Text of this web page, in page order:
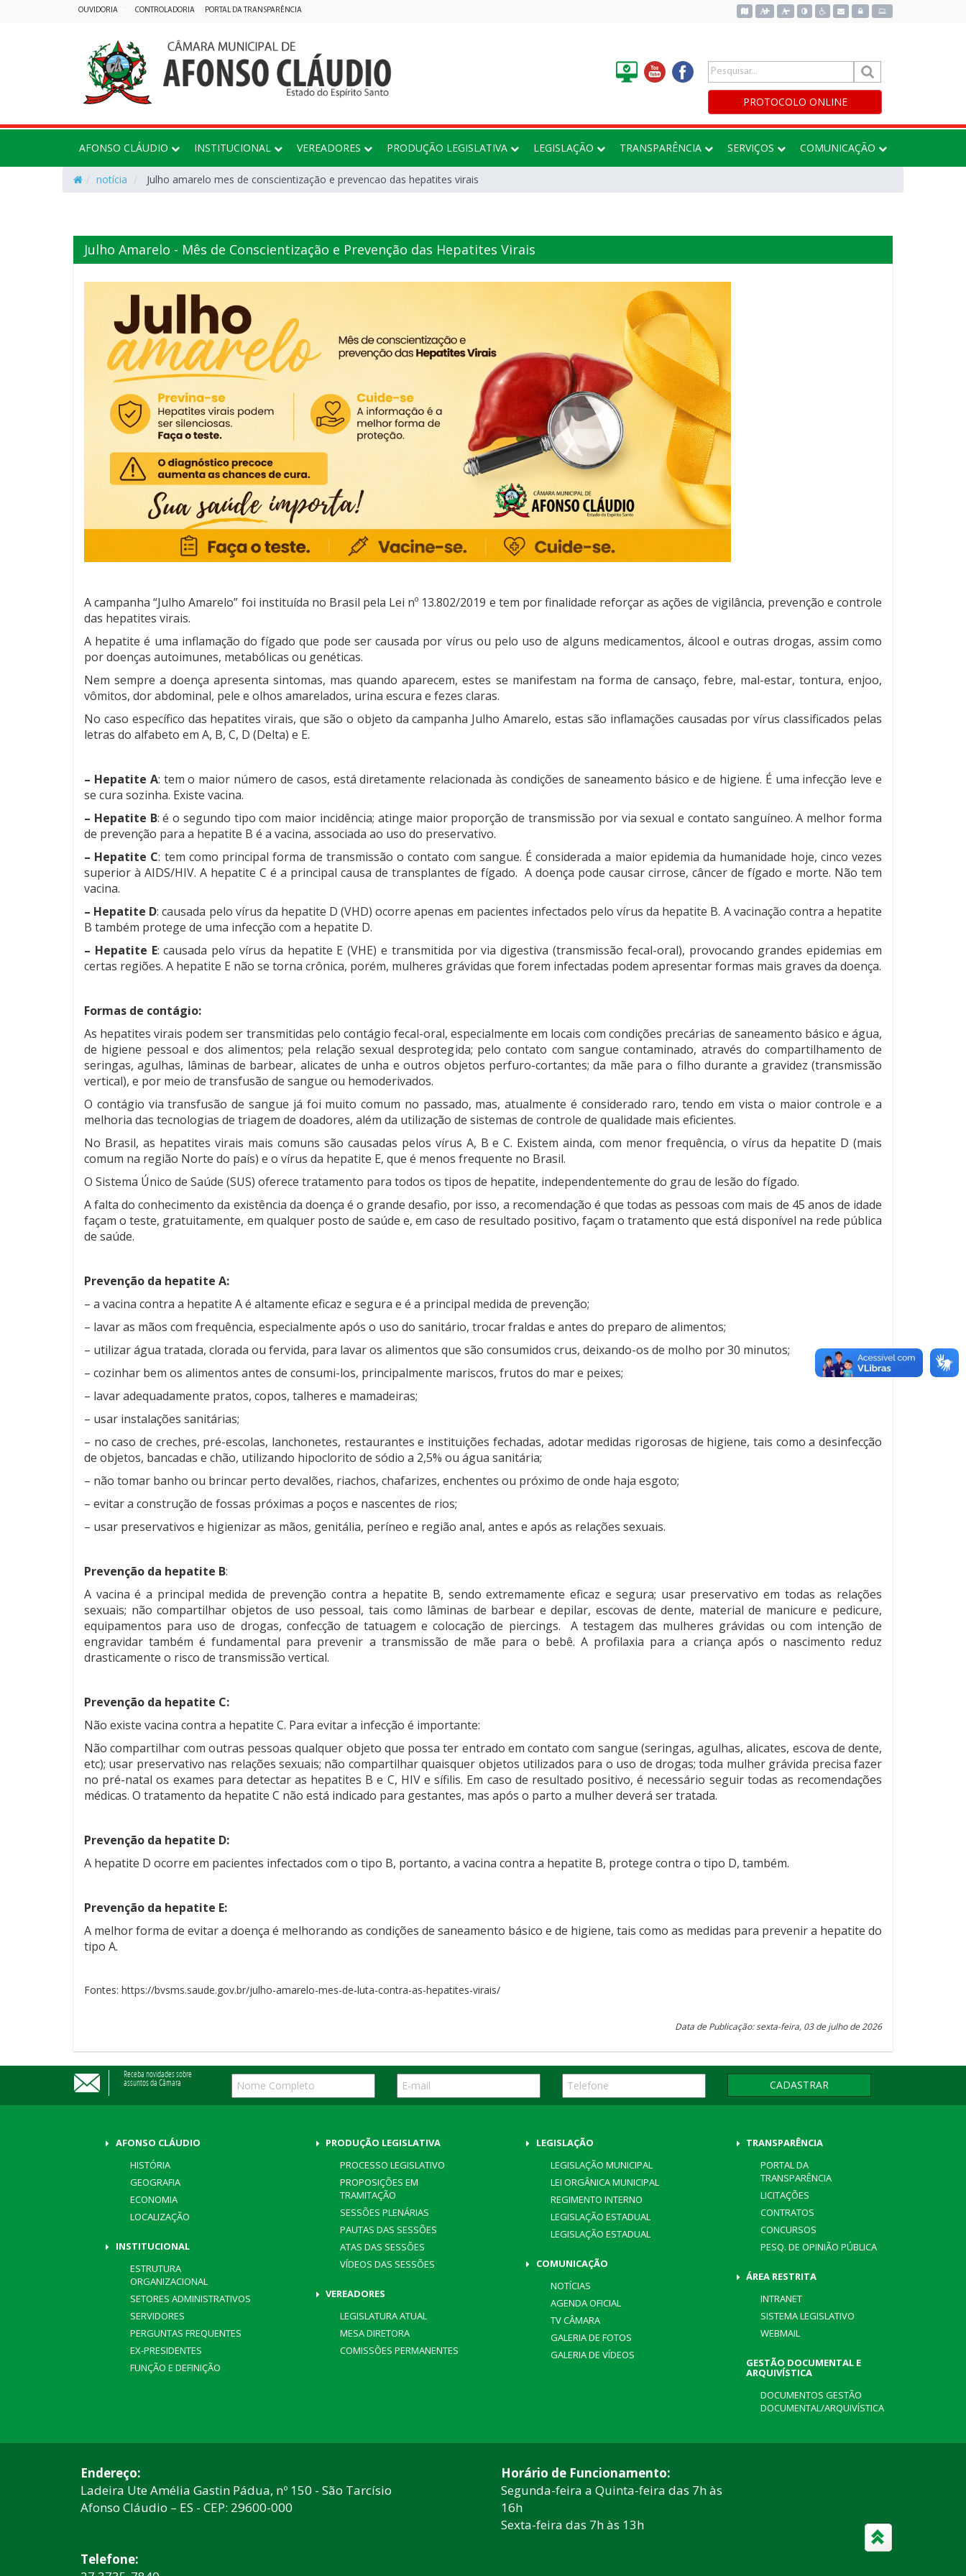
OUVIDORIA CONTROLADORIA PORTAL DA TRANSPARÊNCIA Acessar o mapa do site
PROTOCOLO ONLINE
AFONSO CLÁUDIO INSTITUCIONAL VEREADORES PRODUÇÃO LEGISLATIVA LEGISLAÇÃO TRANSPARÊNCIA SERVIÇOS COMUNICAÇÃO
notícia Julho amarelo mes de conscientização e prevencao das hepatites virais
Julho Amarelo - Mês de Conscientização e Prevenção das Hepatites Virais
A campanha “Julho Amarelo” foi instituída no Brasil pela Lei nº 13.802/2019 e tem por finalidade reforçar as ações de vigilância, prevenção e controle
das hepatites virais.
A hepatite é uma inflamação do fígado que pode ser causada por vírus ou pelo uso de alguns medicamentos, álcool e outras drogas, assim como
por doenças autoimunes, metabólicas ou genéticas.
Nem sempre a doença apresenta sintomas, mas quando aparecem, estes se manifestam na forma de cansaço, febre, mal-estar, tontura, enjoo,
vômitos, dor abdominal, pele e olhos amarelados, urina escura e fezes claras.
No caso específico das hepatites virais, que são o objeto da campanha Julho Amarelo, estas são inflamações causadas por vírus classificados pelas
letras do alfabeto em A, B, C, D (Delta) e E.
– Hepatite A: tem o maior número de casos, está diretamente relacionada às condições de saneamento básico e de higiene. É uma infecção leve e
se cura sozinha. Existe vacina.
– Hepatite B: é o segundo tipo com maior incidência; atinge maior proporção de transmissão por via sexual e contato sanguíneo. A melhor forma
de prevenção para a hepatite B é a vacina, associada ao uso do preservativo.
– Hepatite C: tem como principal forma de transmissão o contato com sangue. É considerada a maior epidemia da humanidade hoje, cinco vezes
superior à AIDS/HIV. A hepatite C é a principal causa de transplantes de fígado. A doença pode causar cirrose, câncer de fígado e morte. Não tem
vacina.
– Hepatite D: causada pelo vírus da hepatite D (VHD) ocorre apenas em pacientes infectados pelo vírus da hepatite B. A vacinação contra a hepatite
B também protege de uma infecção com a hepatite D.
– Hepatite E: causada pelo vírus da hepatite E (VHE) e transmitida por via digestiva (transmissão fecal-oral), provocando grandes epidemias em
certas regiões. A hepatite E não se torna crônica, porém, mulheres grávidas que forem infectadas podem apresentar formas mais graves da doença.
Formas de contágio:
As hepatites virais podem ser transmitidas pelo contágio fecal-oral, especialmente em locais com condições precárias de saneamento básico e água,
de higiene pessoal e dos alimentos; pela relação sexual desprotegida; pelo contato com sangue contaminado, através do compartilhamento de
seringas, agulhas, lâminas de barbear, alicates de unha e outros objetos perfuro-cortantes; da mãe para o filho durante a gravidez (transmissão
vertical), e por meio de transfusão de sangue ou hemoderivados.
O contágio via transfusão de sangue já foi muito comum no passado, mas, atualmente é considerado raro, tendo em vista o maior controle e a
melhoria das tecnologias de triagem de doadores, além da utilização de sistemas de controle de qualidade mais eficientes.
No Brasil, as hepatites virais mais comuns são causadas pelos vírus A, B e C. Existem ainda, com menor frequência, o vírus da hepatite D (mais
comum na região Norte do país) e o vírus da hepatite E, que é menos frequente no Brasil.
O Sistema Único de Saúde (SUS) oferece tratamento para todos os tipos de hepatite, independentemente do grau de lesão do fígado.
A falta do conhecimento da existência da doença é o grande desafio, por isso, a recomendação é que todas as pessoas com mais de 45 anos de idade
façam o teste, gratuitamente, em qualquer posto de saúde e, em caso de resultado positivo, façam o tratamento que está disponível na rede pública
de saúde.
Prevenção da hepatite A:
– a vacina contra a hepatite A é altamente eficaz e segura e é a principal medida de prevenção;
– lavar as mãos com frequência, especialmente após o uso do sanitário, trocar fraldas e antes do preparo de alimentos;
– utilizar água tratada, clorada ou fervida, para lavar os alimentos que são consumidos crus, deixando-os de molho por 30 minutos;
– cozinhar bem os alimentos antes de consumi-los, principalmente mariscos, frutos do mar e peixes;
– lavar adequadamente pratos, copos, talheres e mamadeiras;
– usar instalações sanitárias;
– no caso de creches, pré-escolas, lanchonetes, restaurantes e instituições fechadas, adotar medidas rigorosas de higiene, tais como a desinfecção
de objetos, bancadas e chão, utilizando hipoclorito de sódio a 2,5% ou água sanitária;
– não tomar banho ou brincar perto devalões, riachos, chafarizes, enchentes ou próximo de onde haja esgoto;
– evitar a construção de fossas próximas a poços e nascentes de rios;
– usar preservativos e higienizar as mãos, genitália, períneo e região anal, antes e após as relações sexuais.
Prevenção da hepatite B:
A vacina é a principal medida de prevenção contra a hepatite B, sendo extremamente eficaz e segura; usar preservativo em todas as relações
sexuais; não compartilhar objetos de uso pessoal, tais como lâminas de barbear e depilar, escovas de dente, material de manicure e pedicure,
equipamentos para uso de drogas, confecção de tatuagem e colocação de piercings. A testagem das mulheres grávidas ou com intenção de
engravidar também é fundamental para prevenir a transmissão de mãe para o bebê. A profilaxia para a criança após o nascimento reduz
drasticamente o risco de transmissão vertical.
Prevenção da hepatite C:
Não existe vacina contra a hepatite C. Para evitar a infecção é importante:
Não compartilhar com outras pessoas qualquer objeto que possa ter entrado em contato com sangue (seringas, agulhas, alicates, escova de dente,
etc); usar preservativo nas relações sexuais; não compartilhar quaisquer objetos utilizados para o uso de drogas; toda mulher grávida precisa fazer
no pré-natal os exames para detectar as hepatites B e C, HIV e sífilis. Em caso de resultado positivo, é necessário seguir todas as recomendações
médicas. O tratamento da hepatite C não está indicado para gestantes, mas após o parto a mulher deverá ser tratada.
Prevenção da hepatite D:
A hepatite D ocorre em pacientes infectados com o tipo B, portanto, a vacina contra a hepatite B, protege contra o tipo D, também.
Prevenção da hepatite E:
A melhor forma de evitar a doença é melhorando as condições de saneamento básico e de higiene, tais como as medidas para prevenir a hepatite do
tipo A.
Fontes: https://bvsms.saude.gov.br/julho-amarelo-mes-de-luta-contra-as-hepatites-virais/
Data de Publicação: sexta-feira, 03 de julho de 2026
Receba novidades sobre
assuntos da Câmara
CADASTRAR
AFONSO CLÁUDIO
HISTÓRIA
GEOGRAFIA
ECONOMIA
LOCALIZAÇÃO
INSTITUCIONAL
ESTRUTURA
ORGANIZACIONAL
SETORES ADMINISTRATIVOS
SERVIDORES
PERGUNTAS FREQUENTES
EX-PRESIDENTES
FUNÇÃO E DEFINIÇÃO
PRODUÇÃO LEGISLATIVA
PROCESSO LEGISLATIVO
PROPOSIÇÕES EM
TRAMITAÇÃO
SESSÕES PLENÁRIAS
PAUTAS DAS SESSÕES
ATAS DAS SESSÕES
VÍDEOS DAS SESSÕES
VEREADORES
LEGISLATURA ATUAL
MESA DIRETORA
COMISSÕES PERMANENTES
LEGISLAÇÃO
LEGISLAÇÃO MUNICIPAL
LEI ORGÂNICA MUNICIPAL
REGIMENTO INTERNO
LEGISLAÇÃO ESTADUAL
LEGISLAÇÃO ESTADUAL
COMUNICAÇÃO
NOTÍCIAS
AGENDA OFICIAL
TV CÂMARA
GALERIA DE FOTOS
GALERIA DE VÍDEOS
TRANSPARÊNCIA
PORTAL DA
TRANSPARÊNCIA
LICITAÇÕES
CONTRATOS
CONCURSOS
PESQ. DE OPINIÃO PÚBLICA
ÁREA RESTRITA
INTRANET
SISTEMA LEGISLATIVO
WEBMAIL
GESTÃO DOCUMENTAL E
ARQUIVÍSTICA
DOCUMENTOS GESTÃO
DOCUMENTAL/ARQUIVÍSTICA
Endereço:
Ladeira Ute Amélia Gastin Pádua, nº 150 - São Tarcísio
Afonso Cláudio – ES - CEP: 29600-000
Telefone:
Horário de Funcionamento:
Segunda-feira a Quinta-feira das 7h às
16h
Sexta-feira das 7h às 13h